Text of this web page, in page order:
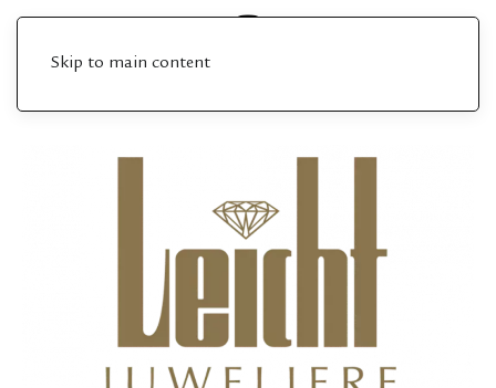
Skip to main content